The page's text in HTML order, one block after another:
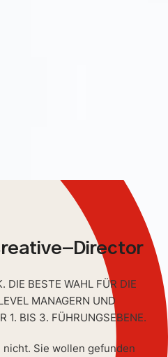
Director
DIE BESTE WAHL FÜR DIE
MANAGERN UND
1. BIS 3. FÜHRUNGSEBENE.
Sie wollen gefunden